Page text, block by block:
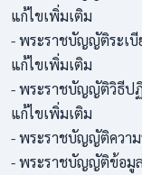
แก้ไขเพิ่มเติม
- พระราชบัญญัติระเ
แก้ไขเพิ่มเติม
- พระราชบัญญัติวิธีป
แก้ไขเพิ่มเติม
- พระราชบัญญัติความ
- พระราชบัญญัติข้อมูล